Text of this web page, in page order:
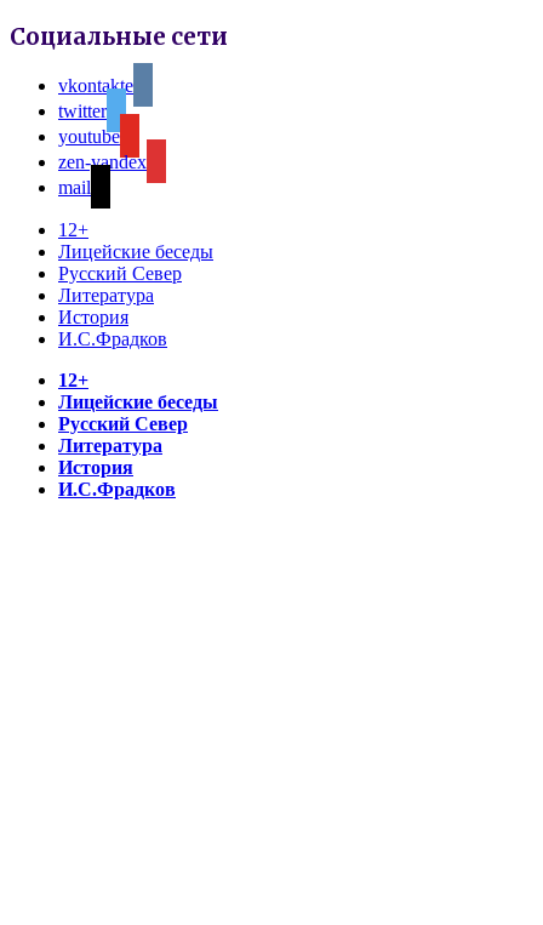
Социальные сети
vkontakte
twitter
youtube
zen-yandex
mail
12+
Лицейские беседы
Русский Север
Литература
История
И.С.Фрадков
12+
Лицейские беседы
Русский Север
Литература
История
И.С.Фрадков